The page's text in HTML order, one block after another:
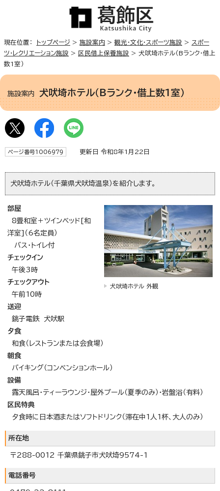
現在位置： トップページ > 施設案内 > 観光・文化・スポーツ施設 > スポー
ツ・レクリエーション施設 > 区民借上保養施設 > 犬吠埼ホテル（Bランク・借上
数1室）
施設案内 犬吠埼ホテル（Bランク・借上数1室）
ページ番号1006979 更新日 令和8年1月22日
犬吠埼ホテル（千葉県犬吠埼温泉）を紹介します。
犬吠埼ホテル 外観
部屋
8畳和室＋ツインベッド[和
洋室]（6名定員）
バス・トイレ付
チェックイン
午後3時
チェックアウト
午前10時
送迎
銚子電鉄 犬吠駅
夕食
和食（レストランまたは会食場）
朝食
バイキング（コンベンションホール）
設備
露天風呂・ティーラウンジ・屋外プール（夏季のみ）・岩盤浴（有料）
区民特典
夕食時に日本酒またはソフトドリンク（滞在中1人1杯、大人のみ）
所在地
〒288-0012 千葉県銚子市犬吠埼9574-1
電話番号